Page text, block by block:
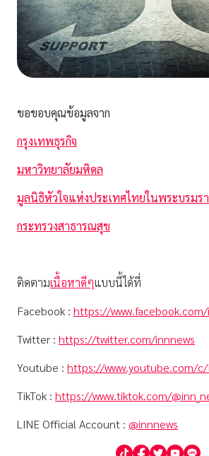
ขอขอบคุณข้อมูลจาก
กรุงเทพธุรกิจ
มหาวิทยาลัยมหิดล
มูลนิธิหัวใจแห่งประเทศไทยในพระบรมร
กระทรวงสาธารณสุข
ติดตามเนื้อหาดีๆแบบนี้ได้ที่
Facebook : https://
Twitter : https://twitter.com/innnews
Youtube : https://www.youtube.com/c/
TikTok : https://www.tiktok.com/
LINE Official Account : @innnews